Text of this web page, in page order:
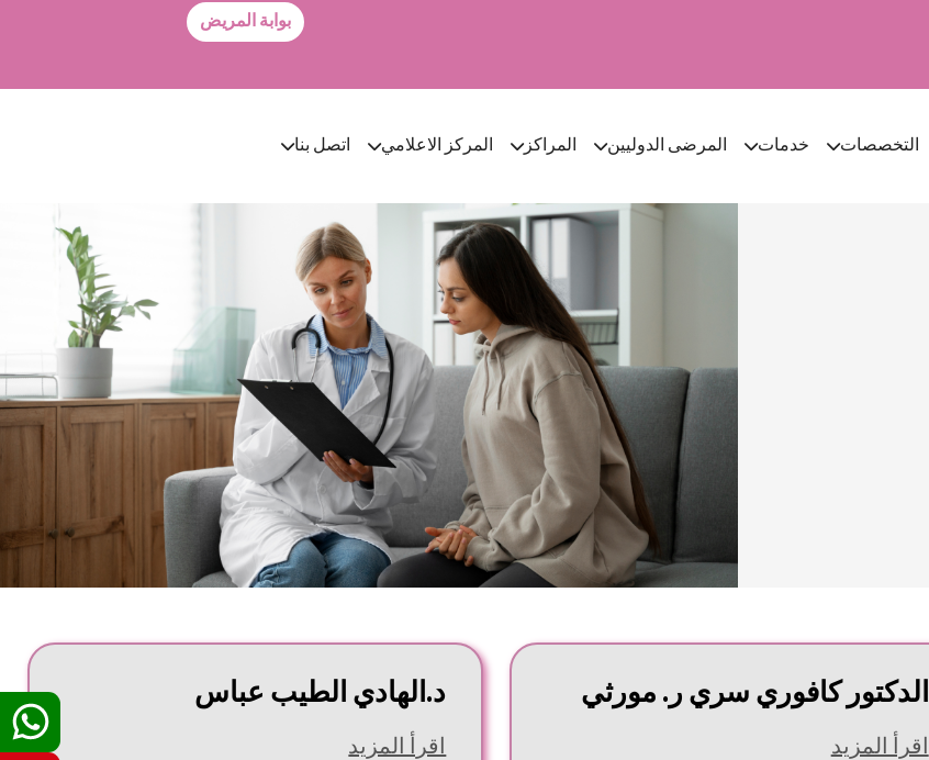
بوابة المريض
التخصصات خدمات المرضى الدوليين المراكز المركز الاعلامي اتصل بنا
الدكتور كافوري سري ر. مورثي
اقرأ المزيد
د.الهادي الطيب عباس
اقرأ المزيد